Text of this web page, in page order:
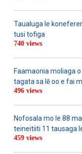
Taualuga le
tusi tofiga
740 views
Faamaonia moliaga
tagata sa lē oo e fai
496 views
Nofosala mo le 88
teineitiiti 11 tausaga
459 views